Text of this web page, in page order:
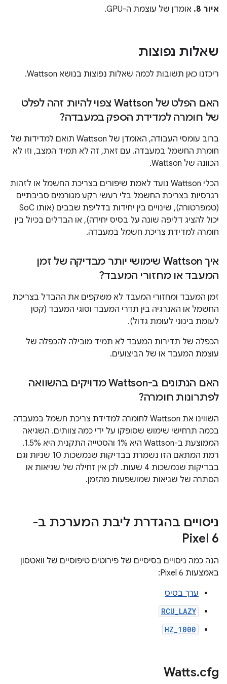
איור 8. אומדן של עוצמת ה-GPU.
שאלות נפוצות
ריכזנו כאן תשובות לכמה שאלות נפוצות בנושא Wattson.
האם הפלט של Wattson צפוי להיות זהה לפלט
של חומרה למדידת הספק במעבדה?
ברוב עומסי העבודה, האומדן של Wattson תואם למדידות של
חומרת החשמל במעבדה. עם זאת, זה לא תמיד המצב, וזו לא
הכוונה של Wattson.
הכלי Wattson נועד לאמת שיפורים בצריכת החשמל או לזהות
רגרסיות בצריכת החשמל בלי רעשי רקע מגורמים סביבתיים
(טמפרטורה), שינויים בין יחידות בדליפת שבבים (אותו SoC
יכול להציג דליפה שונה על בסיס יחידה), או הבדלים בכיול בין
חומרה למדידת צריכת חשמל במעבדה.
איך Wattson שימושי יותר מבדיקה של זמן
המעבד או מחזורי המעבד?
זמן המעבד ומחזורי המעבד לא משקפים את ההבדל בצריכת
החשמל או האנרגיה בין תדרי המעבד וסוגי המעבד (קטן
לעומת בינוני לעומת גדול).
הכפלה של תדירות המעבד לא תמיד מובילה להכפלה של
עוצמת המעבד או של הביצועים.
האם הנתונים ב-Wattson מדויקים בהשוואה
לפתרונות חומרה?
השווינו את Wattson לחומרה למדידת צריכת חשמל במעבדה
בכמה תרחישי שימוש שסופקו על ידי כמה צוותים. השגיאה
הממוצעת ב-Wattson היא 1% והסטייה התקנית היא 1.5%.
רמת המתאם הזו נשמרת בבדיקות שנמשכות 10 שניות וגם
בבדיקות שנמשכות 4 שעות. לכן אין זחילה של שגיאות או
הסתרה של שגיאות שמושפעות מהזמן.
ניסויים בהגדרת ליבת המערכת ב-
Pixel 6
הנה כמה ניסויים בסיסיים של פירוטים טיפוסיים של וואטסון
באמצעות Pixel 6:
ערך בסיס
RCU_LAZY
HZ_1000
Watts.cfg